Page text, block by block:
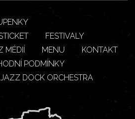
FESTIVALY
MÉDIÍ MENU
KONTAKT
PODMÍNKY
DOCK ORCHESTRA